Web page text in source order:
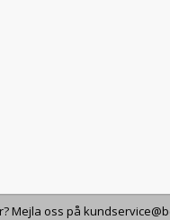
Mejla oss på